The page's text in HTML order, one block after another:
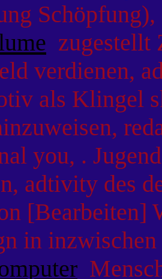
zugestellt
verdienen,
als Klingel
you, .
adtivity des
[Bearbeiten]
in